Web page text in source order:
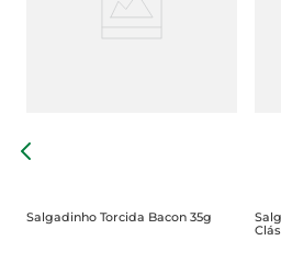
Salgadinho Torcida Bacon 35g